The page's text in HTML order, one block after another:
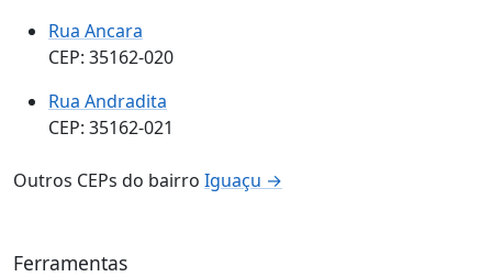
Rua Ancara
CEP: 35162-020
Rua Andradita
CEP: 35162-021
Outros CEPs do bairro Iguaçu →
Ferramentas